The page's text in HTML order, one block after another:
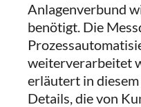
Anlagenverbund
benötigt. Die
weiterverarbeitet
erläutert in
Details, die von